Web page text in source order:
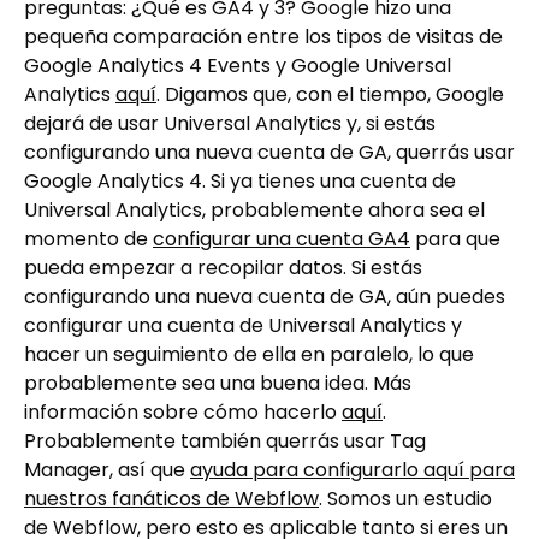
preguntas: ¿Qué es GA4 y 3? Google hizo una
pequeña comparación entre los tipos de visitas de
Google Analytics 4 Events y Google Universal
Analyticsaquí. Digamos que, con el tiempo, Google
dejará de usar Universal Analytics y, si estás
configurando una nueva cuenta de GA, querrás usar
Google Analytics 4. Si ya tienes una cuenta de
Universal Analytics, probablemente ahora sea el
momento deconfigurar una cuenta GA4 para que
pueda empezar a recopilar datos. Si estás
configurando una nueva cuenta de GA, aún puedes
configurar una cuenta de Universal Analytics y
hacer un seguimiento de ella en paralelo, lo que
probablemente sea una buena idea. Más
información sobre cómo hacerloaquí.
Probablemente también querrás usar Tag
Manager, así queayuda para configurarlo aquí para
nuestros fanáticos de Webflow. Somos un estudio
de Webflow, pero esto es aplicable tanto si eres un